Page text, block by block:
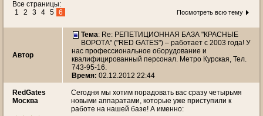
Все страницы:
1
2 3 4 5 6 Посмотреть всю тему
Автор
Тема: Re: РЕПЕТИЦИОННАЯ БАЗА "КРАСНЫЕ
ВОРОТА" ("RED GATES") – работает с 2003 года! У
нас профессиональное оборудование и
квалифицированный персонал. Метро Курская, Тел.
743-95-16.
Время: 02.12.2012 22:44
RedGates
Москва
Сегодня мы хотим порадовать вас сразу четырьмя
новыми аппаратами, которые уже приступили к
работе на нашей базе! А именно: